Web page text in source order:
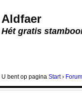
Aldfaer
Hét gratis
U bentop pagina Start› Forum